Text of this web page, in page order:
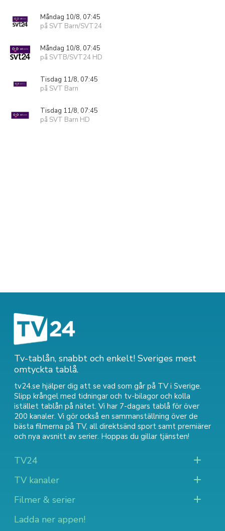
Måndag 10/8, 07:45
på SVT Barn/SVT24
Måndag 10/8, 07:45
på SVTB/SVT24 HD
Tisdag 11/8, 07:45
på SVT Barn
Tisdag 11/8, 07:45
på SVT Barn HD
Tv-tablån, snabbt och enkelt! Sveriges mest
omtyckta tablå.
tv24.se hjälper dig att se vad som går på TV i Sverige.
Slipp krångel med tidningar och tv-bilagor och kolla
istället tablån på nätet. Vi har 7-dagars tablå för över
200 kanaler. Vi gör också en sammanställning över de
bästa filmerna på TV, all direktsänd sport samt premiärer
och nya avsnitt av serier. Hoppas du gillar tjänsten!
TV24
TV kanaler
Filmer & serier
Ladda ner appen!